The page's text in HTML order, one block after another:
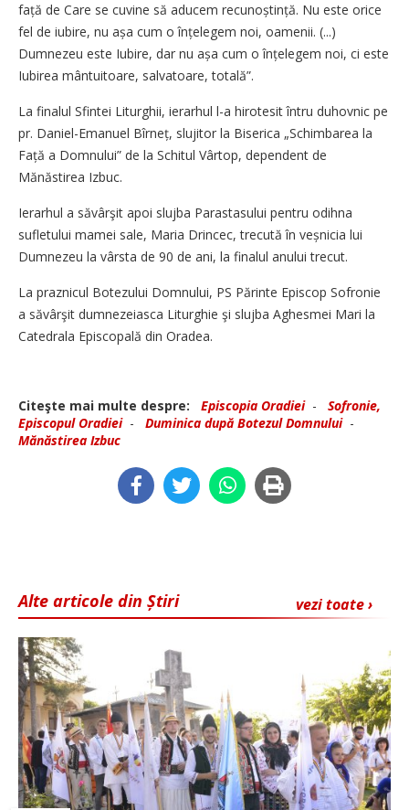
față de Care se cuvine să aducem recunoștință. Nu este orice
fel de iubire, nu așa cum o înțelegem noi, oamenii. (...)
Dumnezeu este Iubire, dar nu așa cum o înțelegem noi, ci este
Iubirea mântuitoare, salvatoare, totală”.
La finalul Sfintei Liturghii, ierarhul l-a hirotesit întru duhovnic pe
pr. Daniel-Emanuel Bîrneț, slujitor la Biserica „Schimbarea la
Față a Domnului” de la Schitul Vârtop, dependent de
Mănăstirea Izbuc.
Ierarhul a săvârşit apoi slujba Parastasului pentru odihna
sufletului mamei sale, Maria Drincec, trecută în veșnicia lui
Dumnezeu la vârsta de 90 de ani, la finalul anului trecut.
La praznicul Botezului Domnului, PS Părinte Episcop Sofronie
a săvârşit dumnezeiasca Liturghie şi slujba Aghesmei Mari la
Catedrala Episcopală din Oradea.
Citeşte mai multe despre: Episcopia Oradiei- Sofronie,
Episcopul Oradiei- Duminica după Botezul Domnului-
Mănăstirea Izbuc
vezi toate ›
Alte articole din Știri